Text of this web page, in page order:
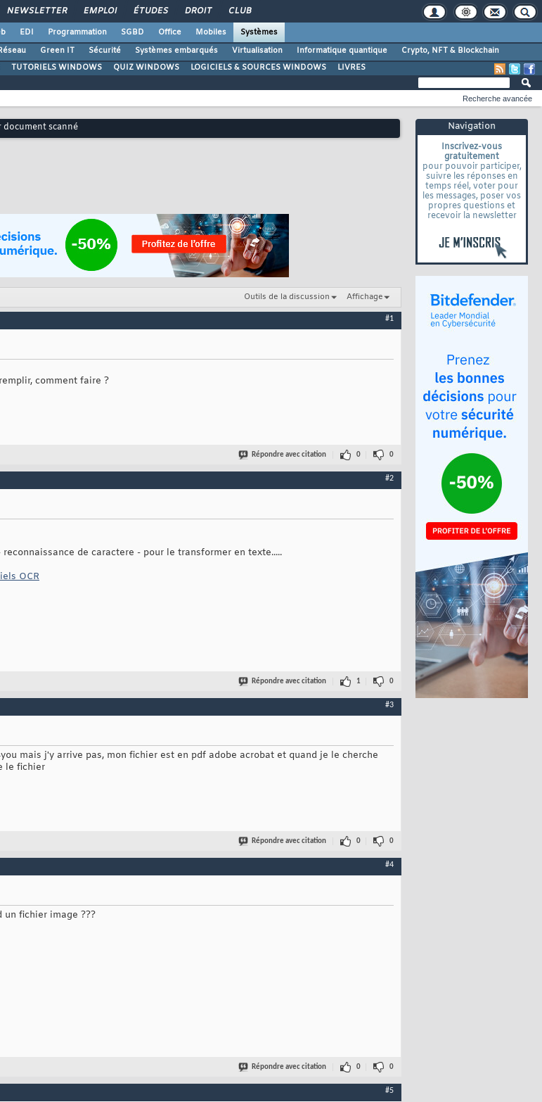
NEWSLETTER EMPLOI ÉTUDES DROIT CLUB
EDI Programmation SGBD Office Mobiles
Systèmes
Green IT Sécurité Systèmes embarqués Virtualisation Informatique quantique
Crypto, NFT & Blockchain
TUTORIELS WINDOWS QUIZ WINDOWS LOGICIELS & SOURCES WINDOWS LIVRES
Navigation
Inscrivez-vous
gratuitement
pour pouvoir participer,
suivre les réponses en
temps réel, voter pour
les messages, poser vos
propres questions et
recevoir la newsletter
Recherche avancée
document scanné
Outils de la discussion Affichage
#1
comment faire ?
Répondre avec citation 0 0
#2
de caractere - pour le transformer en texte.....
OCR
Répondre avec citation 1 0
#3
mais j'y arrive pas, mon fichier est en pdf adobe acrobat et quand je le cherche
le fichier
Répondre avec citation 0 0
#4
fichier image ???
Répondre avec citation 0 0
#5